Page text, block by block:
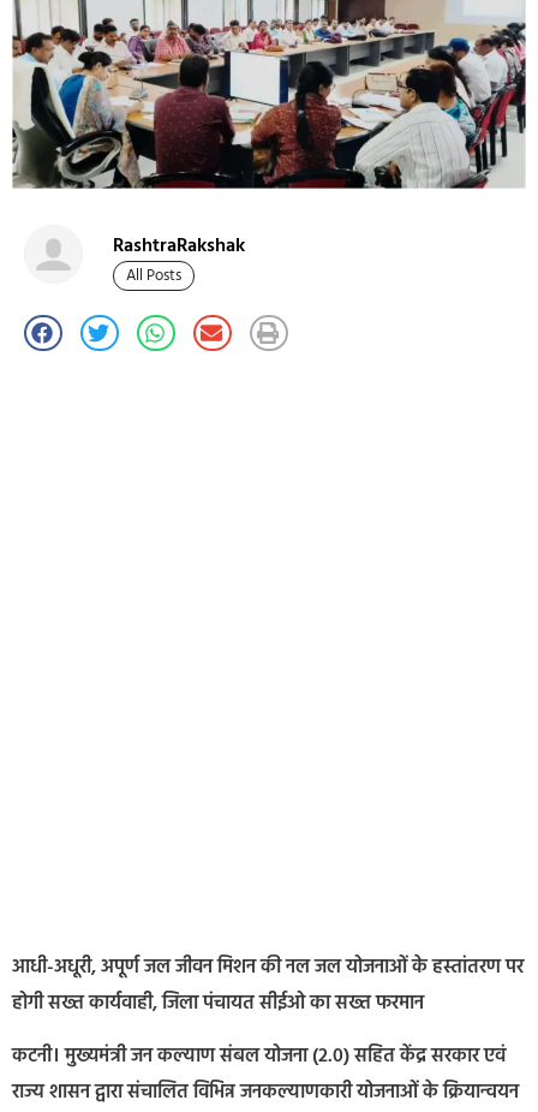
RashtraRakshak
All Posts
आधी-अधूरी, अपूर्ण जल जीवन मिशन की नल जल योजनाओं के हस्तांतरण पर
होगी सख्त कार्यवाही, जिला पंचायत सीईओ का सख्त फरमान
कटनी। मुख्यमंत्री जन कल्याण संबल योजना (2.0) सहित केंद्र सरकार एवं
राज्य शासन द्वारा संचालित विभिन्न जनकल्याणकारी योजनाओं के क्रियान्वयन